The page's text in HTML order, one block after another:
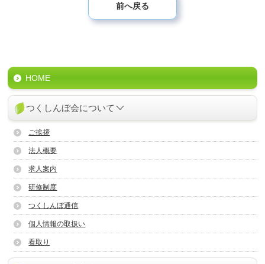
前へ戻る
HOME
つくしんぼ会について
ご挨拶
法人概要
求人案内
研修制度
つくしんぼ通信
個人情報の取扱い
看取り